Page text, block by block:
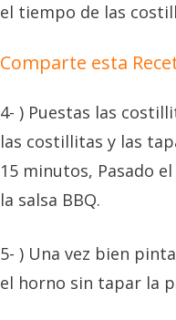
el tiempo de las
Comparte esta
4- ) Puestas las
las costillitas y las
15 minutos, Pasado
la salsa BBQ.
5- ) Una vez bien
el horno sin tapar la